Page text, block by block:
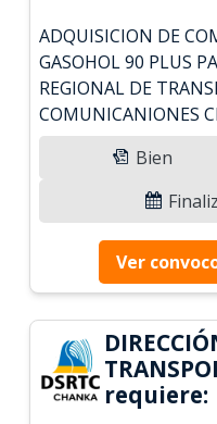
ADQUISICION DE
GASOHOL 90 PLUS
REGIONAL DE
COMUNICANIONES
Bien
Ver
requiere: